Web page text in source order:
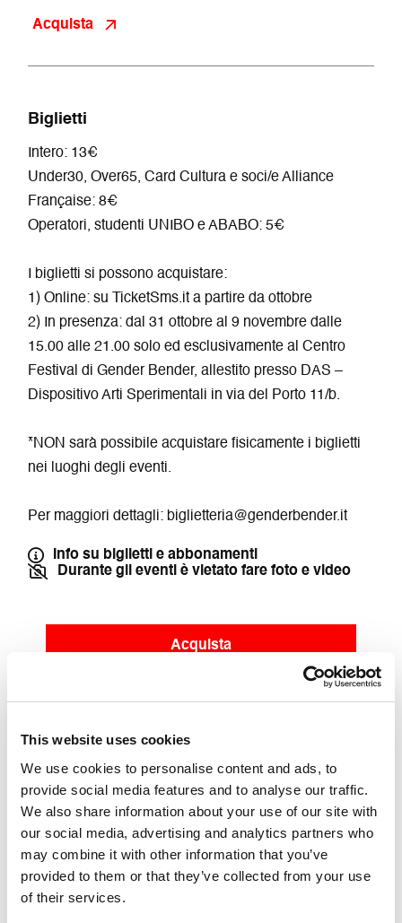
This website uses cookies
We use cookies to personalise content and ads, to
provide social media features and to analyse our traffic.
We also share information about your use of our site with
our social media, advertising and analytics partners who
may combine it with other information that you’ve
provided to them or that they’ve collected from your use
of their services.
Acquista
Biglietti
Intero: 13€
Under30, Over65, Card Cultura e soci/e Alliance
Française: 8€
Operatori, studenti UNIBO e ABABO: 5€
I biglietti si possono acquistare:
1) Online: su TicketSms.it a partire da ottobre
2) In presenza: dal 31 ottobre al 9 novembre dalle
15.00 alle 21.00 solo ed esclusivamente al Centro
Festival di Gender Bender, allestito presso DAS –
Dispositivo Arti Sperimentali in via del Porto 11/b.
*NON sarà possibile acquistare fisicamente i biglietti
nei luoghi degli eventi.
Per maggiori dettagli: biglietteria@genderbender.it
Info su biglietti e abbonamenti
Durante gli eventi è vietato fare foto e video
Acquista
ACQUISTA replica 8 novembre
ACQUISTA replica 9 novembre
Accessibilità